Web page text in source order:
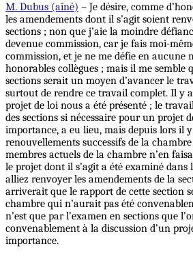
M. Dubus (aîné) – Je désire, comme
les amendements dont il s’agit soient
sections ; non que j’aie la moindre
devenue commission, car je fais moi-
commission, et je ne me défie en aucune
honorables collègues ; mais il me semble
sections serait un moyen d’avancer le
surtout de rendre ce travail complet. Il y
projet de loi nous a été présenté ; le
des sections si nécessaire pour un projet
importance, a eu lieu, mais depuis lors il
renouvellements successifs de la
membres actuels de la chambre n’en
le projet dont il s’agit a été examiné dans
alliez renvoyer les amendements de la
arriverait que le rapport de cette section
chambre qui n’aurait pas été
n’est que par l’examen en sections que
convenablement à la discussion d’un
importance.